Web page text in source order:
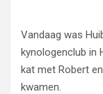
Vandaag was
kynologenclub in
kat met Robert
kwamen.